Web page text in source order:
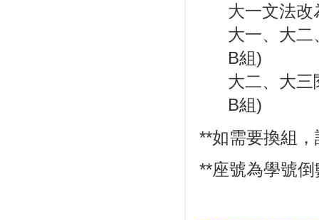
大一文法改
大一、大
B組)
大二、大
B組)
**如需要換組
**座號為學號